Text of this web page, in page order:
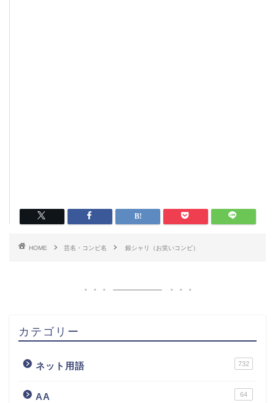
HOME 芸名・コンビ名 銀シャリ（お笑いコンビ）
カテゴリー
ネット用語 732
AA 64